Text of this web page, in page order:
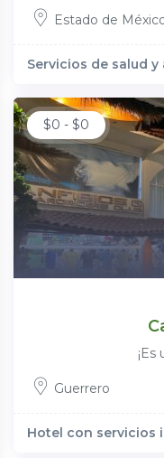
Estado de
Servicios de salud
$0 - $0
Guerrero
Hotel con servicios